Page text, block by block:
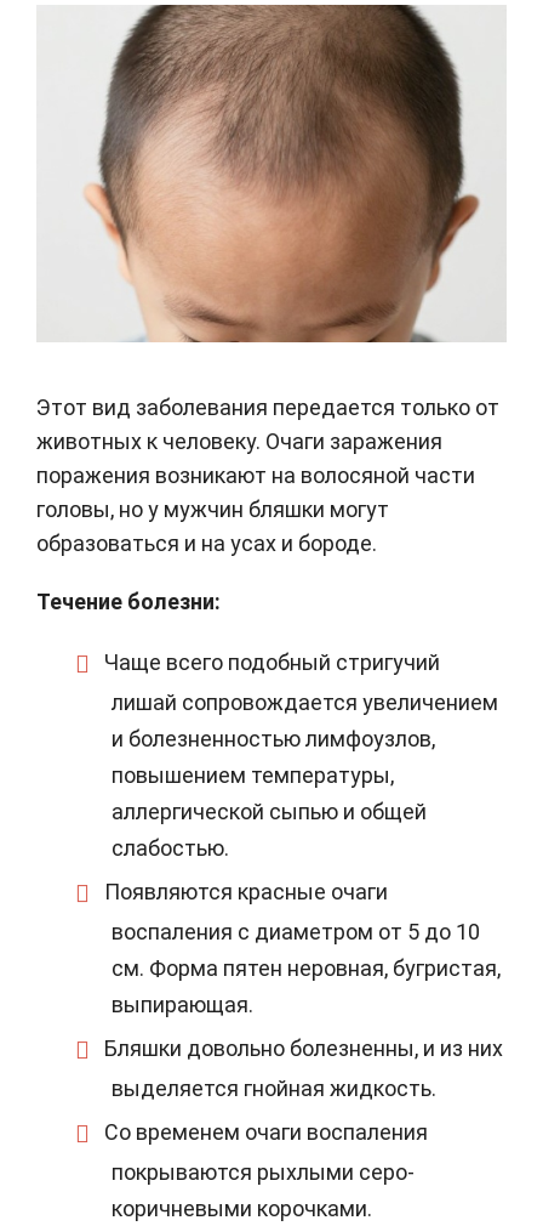
Этот вид заболевания передается только от
животных к человеку. Очаги заражения
поражения возникают на волосяной части
головы, но у мужчин бляшки могут
образоваться и на усах и бороде.
Течение болезни:
Чаще всего подобный стригучий
лишай сопровождается увеличением
и болезненностью лимфоузлов,
повышением температуры,
аллергической сыпью и общей
слабостью.
Появляются красные очаги
воспаления с диаметром от 5 до 10
см. Форма пятен неровная, бугристая,
выпирающая.
Бляшки довольно болезненны, и из них
выделяется гнойная жидкость.
Со временем очаги воспаления
покрываются рыхлыми серо-
коричневыми корочками.